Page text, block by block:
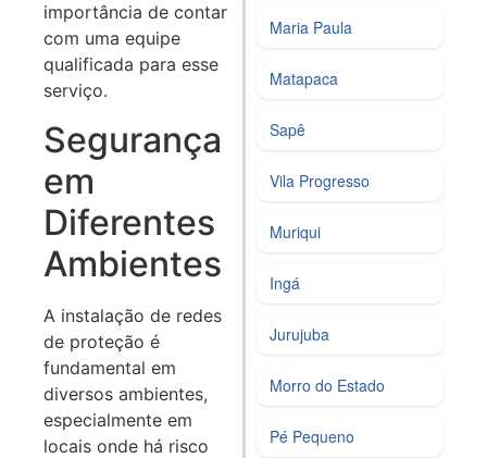
importância de contar
com uma equipe
qualificada para esse
serviço.
Segurança
em
Diferentes
Ambientes
A instalação de redes
de proteção é
fundamental em
diversos ambientes,
especialmente em
locais onde há risco
Maria Paula
Matapaca
Sapê
Vila Progresso
Muriqui
Ingá
Jurujuba
Morro do Estado
Pé Pequeno